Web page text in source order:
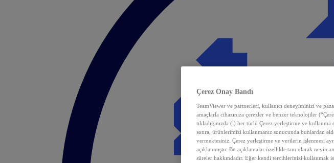
Çerez Onay Bandı
TeamViewer ve partnerleri, kullanıcı deneyiminizi ve
amaçlarla cihazınıza çerezler ve benzer teknolojiler
tıkladığınızda (i) her türlü Çerez yerleştirme ve
sonra, ürünlerimizi kullanmanız sonucunda bunlardan
vermektesiniz. Çerez yerleştirme ve verilerin işlenmesi
açıklanmıştır. Bu açıklamalar özellikle tam olarak neyin
süreler hakkındadır. Eğer kendi tercihlerinizi kullanmak